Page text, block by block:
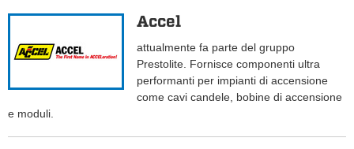
Accel
attualmente fa parte del gruppo
Prestolite. Fornisce componenti ultra
performanti per impianti di accensione
come cavi candele, bobine di accensione
e moduli.